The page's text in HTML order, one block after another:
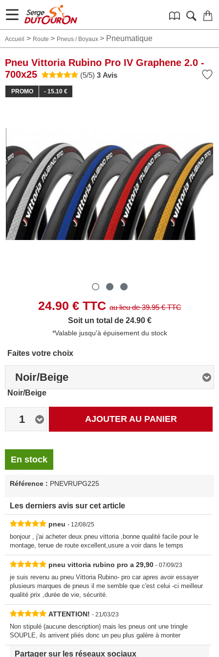
Accueil > Route > Pneus / Boyaux > Pneumatique
Pneu Vittoria Rubino Pro IV Graphene 2.0 -
700x25
(5/5) 3 Avis
PROMO - 15.10 €
24.90 € TTCau lieu de39.95€ TTC
Soit un total de 24.90 €
*Valable jusqu'à épuisement du stock
Faites votre choix
Noir/Beige
Noir/Beige
1 AJOUTER AU PANIER
En stock
Référence : PNEVRUPG225
Les derniers avis sur cet article
pneu - 12/08/25
bonjour , j'ai acheter deux pneu vittoria ,bonne qualité facile pour le
montage, tenue de route excellent,usure a voir dans le temps
pneu vittoria rubino pro a 29,90 - 07/09/23
je suis revenu au pneu Vittoria Rubino- pro car apres avoir essayer
plusieurs marques de pneus il me semble que c'est celui -ci meilleur
qualité prix ,durée de vie, sécurité.
ATTENTION! - 21/03/23
Non stipulé (aucune description) mais les pneus ont une tringle
SOUPLE, ils arrivent pliés donc un peu plus galère à monter
Partager sur les réseaux sociaux